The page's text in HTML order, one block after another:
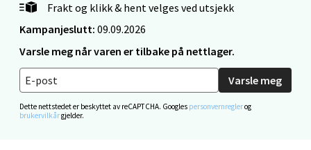
Frakt og klikk & hent velges ved utsjekk
Kampanjeslutt: 09.09.2026
Varsle meg når varen er tilbake på nettlager.
Varsle meg
Dette nettstedet er beskyttet av reCAPTCHA. Googles personvernreglerog
brukervilkårgjelder.
Åpent i dag 10-18
0 i butikk